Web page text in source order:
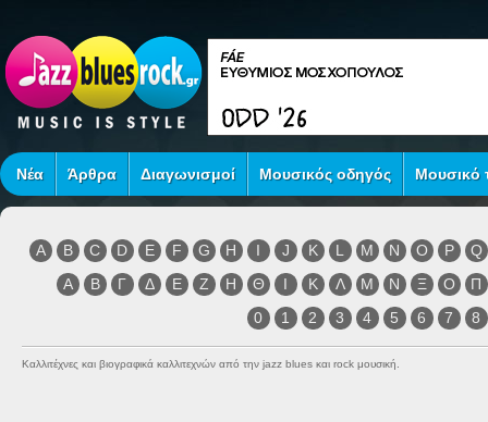
Νέα Άρθρα Διαγωνισμοί Μουσικός οδηγός Μουσικό
A B C D E F G H I J K L M N O P
Q
Α
Β Γ Δ Ε Ζ Η Θ Ι Κ Λ Μ Ν Ξ Ο
Π
0
1 2 3 4 5 6 7 8
Καλλιτέχνες και βιογραφικά καλλιτεχνών από την jazz blues και rock μουσική.